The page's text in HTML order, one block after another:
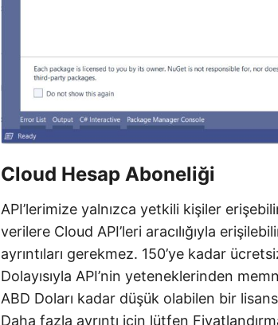
Cloud Hesap Aboneliği
API’lerimize yalnızca yetkili kişiler
verilere Cloud API’leri aracılığıyla
ayrıntıları gerekmez. 150’ye kadar
Dolayısıyla API’nin yeteneklerinden
ABD Doları kadar düşük olabilen bir
Daha fazla ayrıntı için lütfen